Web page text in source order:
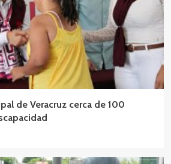
de Veracruz cerca de 100